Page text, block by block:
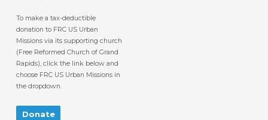
To make a tax-deductible
donation to FRC US Urban
Missions via its supporting church
(Free Reformed Church of Grand
Rapids), click the link below and
choose FRC US Urban Missions in
the dropdown.
Donate